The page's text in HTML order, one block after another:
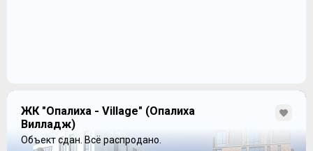
ЖК "Опалиха - Village" (Опалиха
Вилладж)
Объект сдан. Всё распродано.